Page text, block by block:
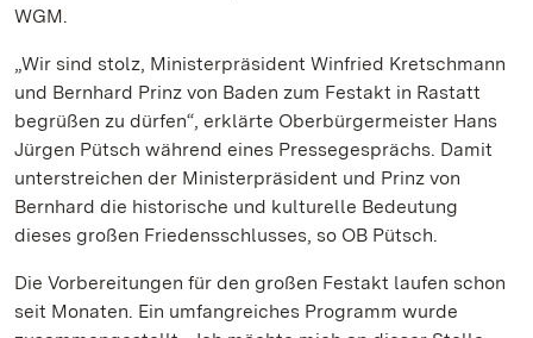
WGM.
„Wir sind stolz, Ministerpräsident Winfried Kretschmann
und Bernhard Prinz von Baden zum Festakt in Rastatt
begrüßen zu dürfen“, erklärte Oberbürgermeister Hans
Jürgen Pütsch während eines Pressegesprächs. Damit
unterstreichen der Ministerpräsident und Prinz von
Bernhard die historische und kulturelle Bedeutung
dieses großen Friedensschlusses, so OB Pütsch.
Die Vorbereitungen für den großen Festakt laufen schon
seit Monaten. Ein umfangreiches Programm wurde